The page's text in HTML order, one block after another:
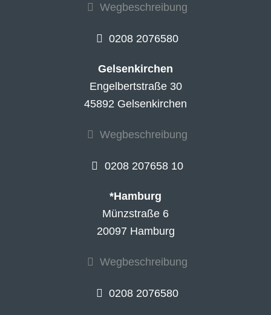
Wegbeschreibung
0208 2076580
Gelsenkirchen
Engelbertstraße 30
45892 Gelsenkirchen
Wegbeschreibung
0208 207658 10
*Hamburg
Münzstraße 6
20097 Hamburg
Wegbeschreibung
0208 2076580